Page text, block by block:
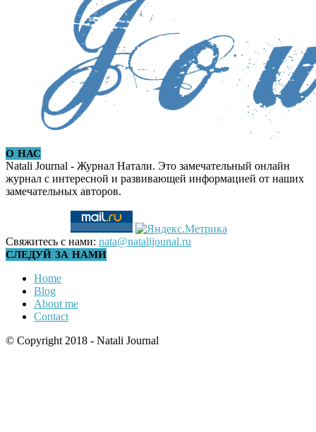
О НАС
Natali Journal - Журнал Натали. Это замечательный онлайн
журнал с интересной и развивающей информацией от наших
замечательных авторов.
Свяжитесь с нами: nata@natalijounal.ru
СЛЕДУЙ ЗА НАМИ
Home
Blog
About me
Contact
© Copyright 2018 - Natali Journal